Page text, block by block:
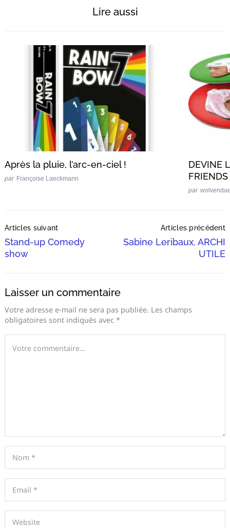
Lire aussi
Après la pluie, l’arc-en-ciel !
par Françoise Laeckmann
DEVINE
par
Navigation
Articles suivant
Stand-up Comedy
show
Articles précédent
Sabine Leribaux, ARCHI
UTILE
Laisser un commentaire
Votre adresse e-mail ne sera pas publiée. Les champs
obligatoires sont indiqués avec *